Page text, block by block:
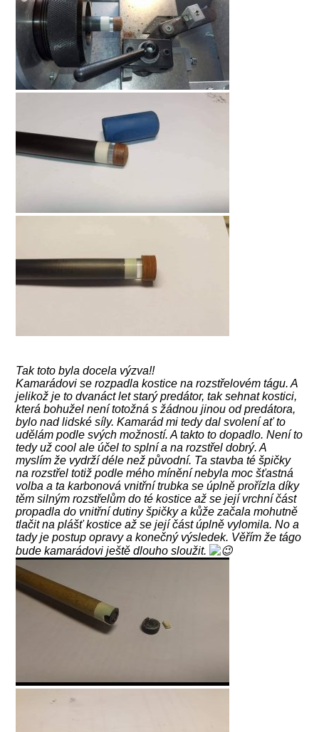
Tak toto byla docela výzva!!
Kamarádovi se rozpadla kostice na rozstřelovém tágu. A
jelikož je to dvanáct let starý predátor, tak sehnat kostici,
která bohužel není totožná s žádnou jinou od predátora,
bylo nad lidské síly. Kamarád mi tedy dal svolení ať to
udělám podle svých možností. A takto to dopadlo. Není to
tedy už cool ale účel to splní a na rozstřel dobrý. A
myslím že vydrží déle než původní. Ta stavba té špičky
na rozstřel totiž podle mého mínění nebyla moc šťastná
volba a ta karbonová vnitřní trubka se úplně prořízla díky
těm silným rozstřelům do té kostice až se její vrchní část
propadla do vnitřní dutiny špičky a kůže začala mohutně
tlačit na plášť kostice až se její část úplně vylomila. No a
tady je postup opravy a konečný výsledek. Věřím že tágo
bude kamarádovi ještě dlouho sloužit.